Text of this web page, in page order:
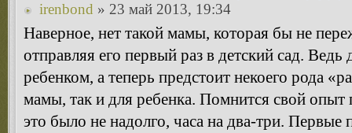
irenbond » 23 май 2013, 19:34
Наверное, нет такой мамы, которая бы не
отправляя его первый раз в детский сад.
ребенком, а теперь предстоит некоего рода
мамы, так и для ребенка. Помнится свой опыт
это было не надолго, часа на два-три. Первые